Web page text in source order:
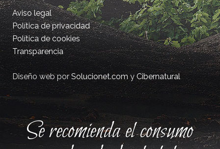
Aviso legal
Política de privacidad
Política de cookies
Transparencia
Diseño web porSolucionet.comyCibernatural
Se recomienda el consumo